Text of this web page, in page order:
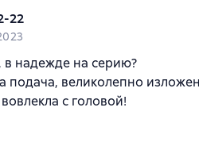
22
в надежде на серию?
подача, великолепно
с головой!